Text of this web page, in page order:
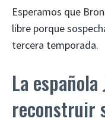
Esperamos que
libre porque
tercera temporada.
La
reconstruir